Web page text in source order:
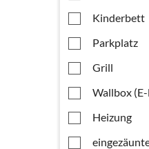
Kinderbett
Parkplatz
Grill
Wallbox
Heizung